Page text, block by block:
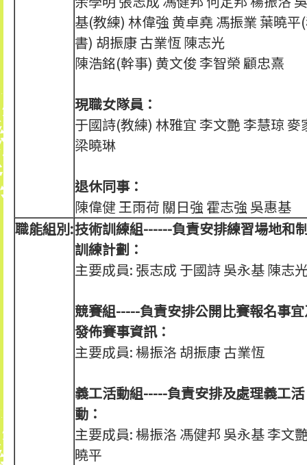
基(教練) 林偉強 黄卓堯 馮振業 葉曉平
書) 胡振康 古業恆 陳志光
陳浩銘(幹事) 黄文俊 李智榮 顧忠熹
現職女隊員：
于國詩(教練) 林雅宜 李文艷 李慧琼 麥
梁曉琳
退休同事：
陳偉健 王雨荷 關日強 霍志強 吳惠基
職能組別:技術訓練組------負責安排練習場地和
訓練計劃：
主要成員: 張志成 于國詩 吳永基 陳志
競賽組-----負責安排公開比賽報名事
發佈賽事資訊：
主要成員: 楊振洛 胡振康 古業恆
義工活動組-----負責安排及處理義工活
動：
主要成員: 楊振洛 馮健邦 吳永基 李文
曉平